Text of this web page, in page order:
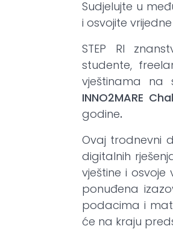
Sudjelujte u
i osvojite
STEP RI
studente,
vještinama na
INNO2MARE
godine.
Ovaj trodnevni
digitalnih
vještine i
ponuđena
podacima i
će na kraju